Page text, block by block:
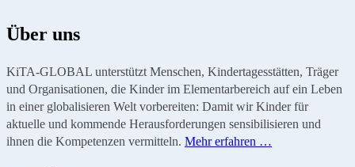
Über uns
KiTA-GLOBAL unterstützt Menschen, Kindertagesstätten, Träger
und Organisationen, die Kinder im Elementarbereich auf ein Leben
in einer globalisieren Welt vorbereiten: Damit wir Kinder für
aktuelle und kommende Herausforderungen sensibilisieren und
ihnen die Kompetenzen vermitteln. Mehr erfahren …